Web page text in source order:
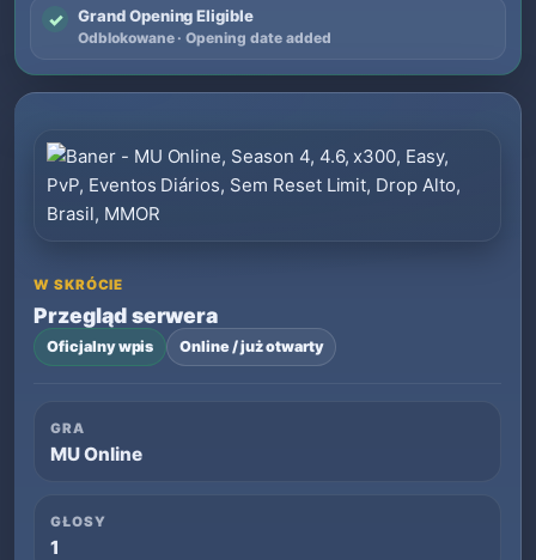
✓ Grand Opening Eligible
Odblokowane · Opening date added
W SKRÓCIE
Przegląd serwera
Oficjalny wpis Online / już otwarty
GRA
MU Online
GŁOSY
1